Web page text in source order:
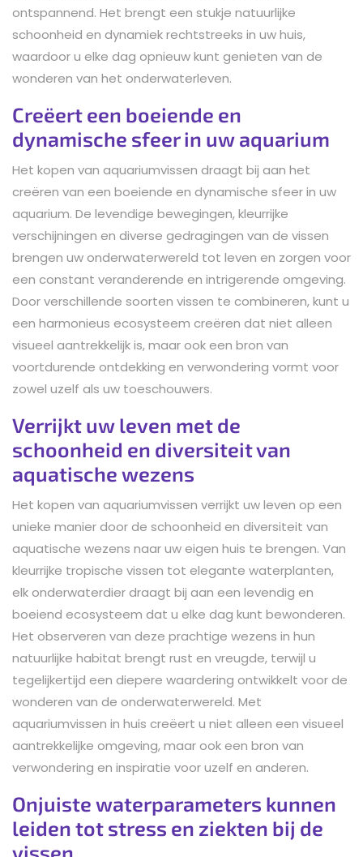
ontspannend. Het brengt een stukje natuurlijke
schoonheid en dynamiek rechtstreeks in uw huis,
waardoor u elke dag opnieuw kunt genieten van de
wonderen van het onderwaterleven.
Creëert een boeiende en
dynamische sfeer in uw aquarium
Het kopen van aquariumvissen draagt bij aan het
creëren van een boeiende en dynamische sfeer in uw
aquarium. De levendige bewegingen, kleurrijke
verschijningen en diverse gedragingen van de vissen
brengen uw onderwaterwereld tot leven en zorgen voor
een constant veranderende en intrigerende omgeving.
Door verschillende soorten vissen te combineren, kunt u
een harmonieus ecosysteem creëren dat niet alleen
visueel aantrekkelijk is, maar ook een bron van
voortdurende ontdekking en verwondering vormt voor
zowel uzelf als uw toeschouwers.
Verrijkt uw leven met de
schoonheid en diversiteit van
aquatische wezens
Het kopen van aquariumvissen verrijkt uw leven op een
unieke manier door de schoonheid en diversiteit van
aquatische wezens naar uw eigen huis te brengen. Van
kleurrijke tropische vissen tot elegante waterplanten,
elk onderwaterdier draagt bij aan een levendig en
boeiend ecosysteem dat u elke dag kunt bewonderen.
Het observeren van deze prachtige wezens in hun
natuurlijke habitat brengt rust en vreugde, terwijl u
tegelijkertijd een diepere waardering ontwikkelt voor de
wonderen van de onderwaterwereld. Met
aquariumvissen in huis creëert u niet alleen een visueel
aantrekkelijke omgeving, maar ook een bron van
verwondering en inspiratie voor uzelf en anderen.
Onjuiste waterparameters kunnen
leiden tot stress en ziekten bij de
vissen.